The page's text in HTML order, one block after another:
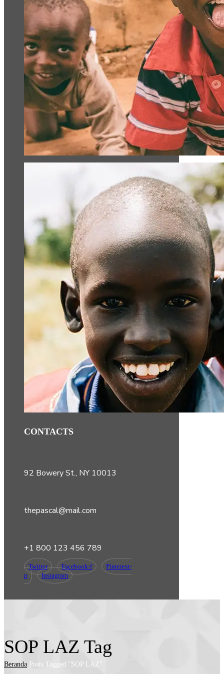
CONTACTS
92 Bowery St., NY 10013
thepascal@mail.com
+1 800 123 456 789
Twitter Facebook-f
Pinterest-
p
Instagram
SOP LAZ Tag
Beranda Posts Tagged "SOP LAZ"